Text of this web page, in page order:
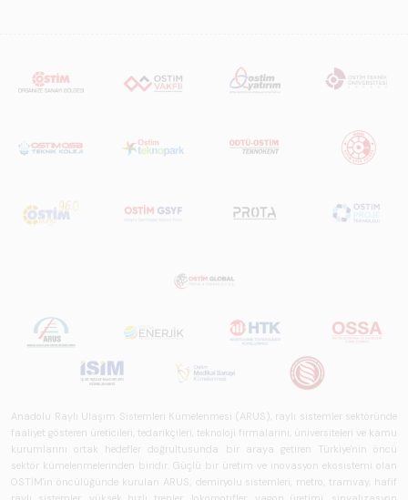
Anadolu Raylı Ulaşım Sistemleri Kümelenmesi (ARUS), raylı sistemler sektöründe
faaliyet gösteren üreticileri, tedarikçileri, teknoloji firmalarını, üniversiteleri ve kamu
kurumlarını ortak hedefler doğrultusunda bir araya getiren Türkiye'nin öncü
sektör kümelenmelerinden biridir. Güçlü bir üretim ve inovasyon ekosistemi olan
OSTİM'in öncülüğünde kurulan ARUS; demiryolu sistemleri, metro, tramvay, hafif